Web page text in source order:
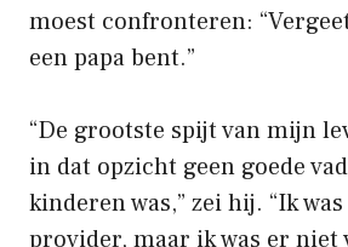
moest confronteren:
een papa bent.”
“De grootste spijt van mijn
in dat opzicht geen goede
kinderen was,” zei hij. “Ik
provider, maar ik was er niet